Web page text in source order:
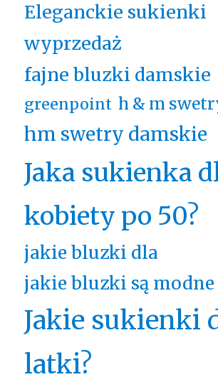
Eleganckie sukienki
wyprzedaż
fajne bluzki damskie
greenpoint h & m
hm swetry damskie
Jaka sukienka
kobiety po 50?
jakie bluzki dla
jakie bluzki są modne
Jakie sukienki
latki?